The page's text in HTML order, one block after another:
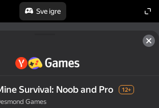
Sve igre
Survival: Noob and Pro 12+
Games